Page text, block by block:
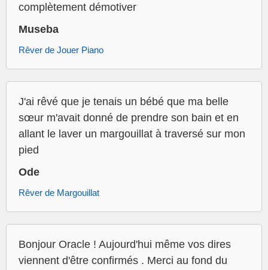
complètement démotiver
Museba
Rêver de Jouer Piano
J'ai rêvé que je tenais un bébé que ma belle
sœur m'avait donné de prendre son bain et en
allant le laver un margouillat à traversé sur mon
pied
Ode
Rêver de Margouillat
Bonjour Oracle ! Aujourd'hui même vos dires
viennent d'être confirmés . Merci au fond du